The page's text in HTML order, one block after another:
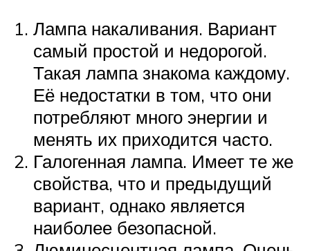
Лампа накаливания. Вариант
самый простой и недорогой.
Такая лампа знакома каждому.
Её недостатки в том, что они
потребляют много энергии и
менять их приходится часто.
Галогенная лампа. Имеет те же
свойства, что и предыдущий
вариант, однако является
наиболее безопасной.